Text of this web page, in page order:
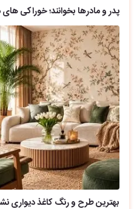
پدر و مادرها بخوانند؛ خوراکی
بهترین طرح و رنگ کاغذ دیواری